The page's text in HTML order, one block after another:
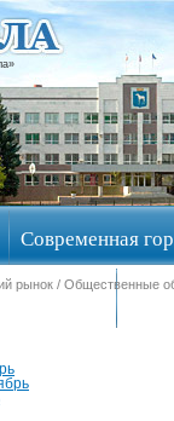
Современная
рынок / Общественные